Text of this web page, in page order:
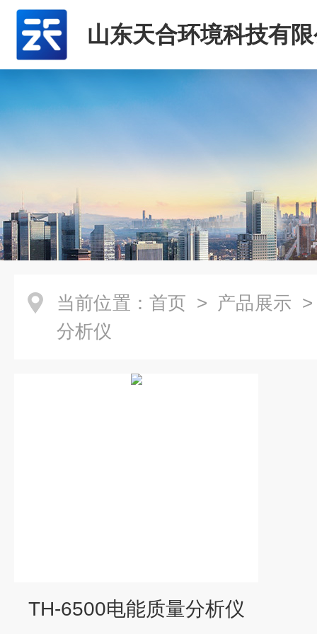
山东天合环境科技有
当前位置： 首页 > 产品展示
分析仪
TH-6500电能质量分析仪